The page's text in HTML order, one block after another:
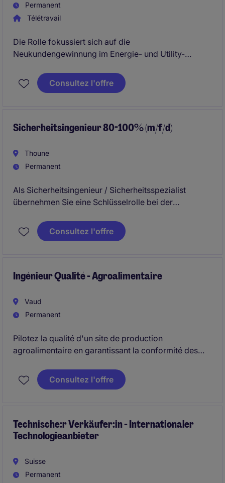
Permanent
Télétravail
Die Rolle fokussiert sich auf die
Neukundengewinnung im Energie- und Utility-
Betreuung eines eigenen Kundenportfolios. Dabei
verbindet sie technisches Verständnis mit einem
Consultez l'offre
Sicherheitsingenieur 80-100% (m/f/d)
Thoune
Permanent
Als Sicherheitsingenieur / Sicherheitsspezialist
übernehmen Sie eine Schlüsselrolle bei der
anspruchsvollen Industriestandorts. Sie verantworten
Risikoanalysen, Sicherheitskonzepte sowie die enge
Consultez l'offre
Ingénieur Qualité - Agroalimentaire
Vaud
Permanent
Pilotez la qualité d'un site de production
agroalimentaire en garantissant la conformité des
alimentaire et l'amélioration continue des processus.
Vous travaillerez en étroite collaboration avec les
Consultez l'offre
Technische:r Verkäufer:in - Internationaler
Technologieanbieter
Suisse
Permanent